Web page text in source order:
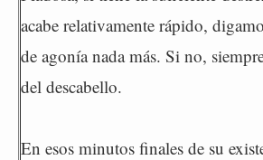
acabe relativamente rápido,
de agonía nada más. Si no,
del descabello.
En esos minutos finales de su